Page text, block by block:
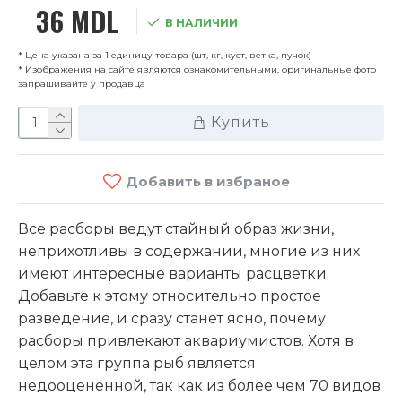
36 MDL В НАЛИЧИИ
* Цена указана за 1 единицу товара (шт, кг, куст, ветка, пучок)
* Изображения на сайте являются ознакомительными, оригинальные фото
запрашивайте у продавца
Купить
Добавить в избраное
Все расборы ведут стайный образ жизни,
неприхотливы в содержании, многие из них
имеют интересные варианты расцветки.
Добавьте к этому относительно простое
разведение, и сразу станет ясно, почему
расборы привлекают аквариумистов. Хотя в
целом эта группа рыб является
недооцененной, так как из более чем 70 видов